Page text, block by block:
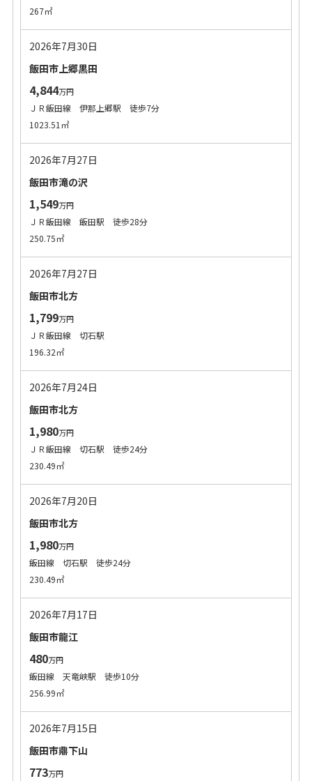
267㎡
2026年7月30日
飯田市上郷黒田
4,844万円
ＪＲ飯田線 伊那上郷駅 徒歩7分
1023.51㎡
2026年7月27日
飯田市滝の沢
1,549万円
ＪＲ飯田線 飯田駅 徒歩28分
250.75㎡
2026年7月27日
飯田市北方
1,799万円
ＪＲ飯田線 切石駅
196.32㎡
2026年7月24日
飯田市北方
1,980万円
ＪＲ飯田線 切石駅 徒歩24分
230.49㎡
2026年7月20日
飯田市北方
1,980万円
飯田線 切石駅 徒歩24分
230.49㎡
2026年7月17日
飯田市龍江
480万円
飯田線 天竜峡駅 徒歩10分
256.99㎡
2026年7月15日
飯田市鼎下山
773万円